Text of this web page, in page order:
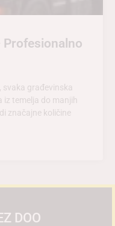
Profesionalno
svaka građevinska
iz temelja do manjih
značajne količine
DOO